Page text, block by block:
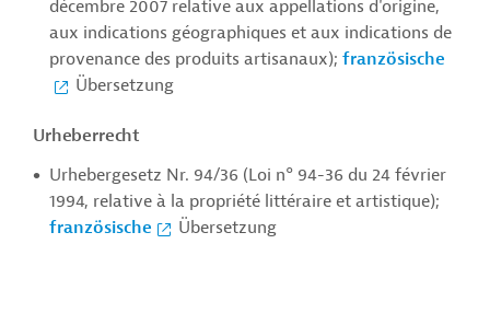
décembre 2007 relative aux appellations d'origine,
aux indications géographiques et aux indications de
provenance des produits artisanaux); französische
Übersetzung
Urheberrecht
Urhebergesetz Nr. 94/36 (Loi n° 94-36 du 24 février
1994, relative à la propriété littéraire et artistique);
französische
Übersetzung